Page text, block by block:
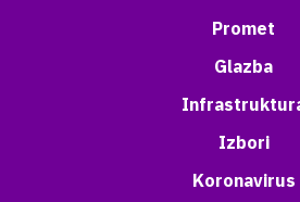
Promet
Glazba
Izbori
Koronavirus